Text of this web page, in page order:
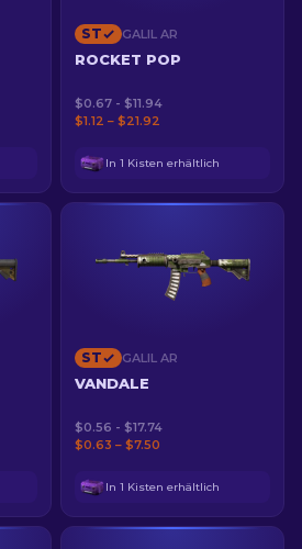
ST GALIL AR
ROCKET POP
$0.67 - $11.94
$1.12 – $21.92
In 1 Kisten erhältlich
ST GALIL AR
VANDALE
$0.56 - $17.74
$0.63 – $7.50
In 1 Kisten erhältlich